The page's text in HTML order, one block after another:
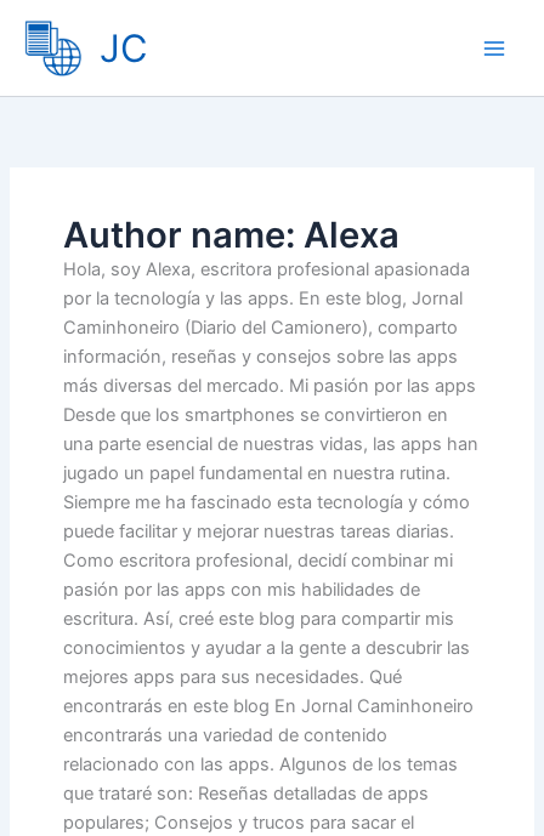
content
JC
Author name: Alexa
Hola, soy Alexa, escritora profesional apasionada
por la tecnología y las apps. En este blog, Jornal
Caminhoneiro (Diario del Camionero), comparto
información, reseñas y consejos sobre las apps
más diversas del mercado. Mi pasión por las apps
Desde que los smartphones se convirtieron en
una parte esencial de nuestras vidas, las apps han
jugado un papel fundamental en nuestra rutina.
Siempre me ha fascinado esta tecnología y cómo
puede facilitar y mejorar nuestras tareas diarias.
Como escritora profesional, decidí combinar mi
pasión por las apps con mis habilidades de
escritura. Así, creé este blog para compartir mis
conocimientos y ayudar a la gente a descubrir las
mejores apps para sus necesidades. Qué
encontrarás en este blog En Jornal Caminhoneiro
encontrarás una variedad de contenido
relacionado con las apps. Algunos de los temas
que trataré son: Reseñas detalladas de apps
populares; Consejos y trucos para sacar el